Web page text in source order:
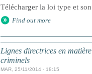
Télécharger la loi type et
Find out more
Lignes directrices en
criminels
MAR, 25/11/2014 - 18:15